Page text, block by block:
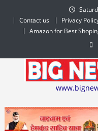
content
Contact us
Privacy
Amazon for Best